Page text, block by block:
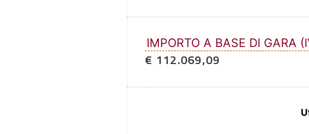
IMPORTO A BASE DI GARA
€ 112.069,09